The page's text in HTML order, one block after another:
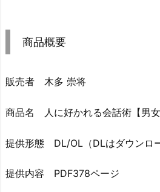
商品概要
販売者 木多 崇将
商品名 人に好かれる会話術【男女
提供形態 DL/OL（DLはダウンロー
提供内容 PDF378ページ